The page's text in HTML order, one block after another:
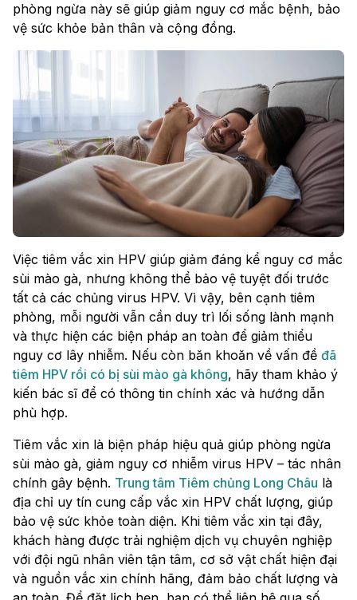
phòng ngừa này sẽ giúp giảm nguy cơ mắc bệnh, bảo
vệ sức khỏe bản thân và cộng đồng.
Việc tiêm vắc xin HPV giúp giảm đáng kể nguy cơ mắc
sùi mào gà, nhưng không thể bảo vệ tuyệt đối trước
tất cả các chủng virus HPV. Vì vậy, bên cạnh tiêm
phòng, mỗi người vẫn cần duy trì lối sống lành mạnh
và thực hiện các biện pháp an toàn để giảm thiểu
nguy cơ lây nhiễm. Nếu còn băn khoăn về vấn đề đã
tiêm HPV rồi có bị sùi mào gà không, hãy tham khảo ý
kiến bác sĩ để có thông tin chính xác và hướng dẫn
phù hợp.
Tiêm vắc xin là biện pháp hiệu quả giúp phòng ngừa
sùi mào gà, giảm nguy cơ nhiễm virus HPV – tác nhân
chính gây bệnh. Trung tâm Tiêm chủng Long Châu là
địa chỉ uy tín cung cấp vắc xin HPV chất lượng, giúp
bảo vệ sức khỏe toàn diện. Khi tiêm vắc xin tại đây,
khách hàng được trải nghiệm dịch vụ chuyên nghiệp
với đội ngũ nhân viên tận tâm, cơ sở vật chất hiện đại
và nguồn vắc xin chính hãng, đảm bảo chất lượng và